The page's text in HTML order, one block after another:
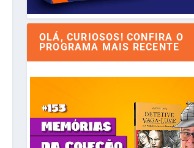
OLÁ, CURIOSOS! CONFIRA O
PROGRAMA MAIS RECENTE